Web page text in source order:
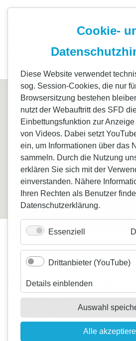
Cookie-
Diese Website verwendet
sog. Session-Cookies, die nur
Browsersitzung bestehen
nutzt der Webauftritt des SFD
Einbettungsfunktion zur
von Videos. Dabei setzt
ein, um Informationen über das
sammeln. Durch die Nutzung
erklären Sie sich mit der
einverstanden. Nähere
Ihren Rechten als Benutzer
Datenschutzerklärung.
Essenziell
Drittanbieter (YouTube)
Details einblenden
Drittanbieter
(YouTube)
Auswahl
Alle
sfd. einzigartig vielfältig
NOW- Zukunft
JETZT!